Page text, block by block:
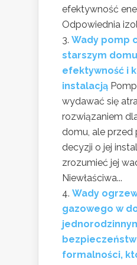
efektywność
Odpowiednia
Wady pomp
starszym
efektywność i
instalacją
wydawać się
rozwiązaniem
domu, ale przed
decyzji o jej
zrozumieć jej
Niewłaściwa...
Wady
gazowego w
formalności,